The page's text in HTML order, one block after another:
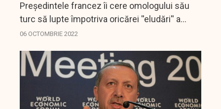
Preşedintele francez îi cere omologului său
turc să lupte împotriva oricărei ''eludări'' a
sancţiunilor impuse Rusiei.
06 OCTOMBRIE 2022